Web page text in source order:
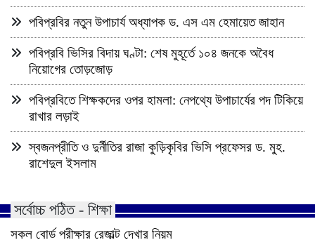
পবিপ্রবির নতুন উপাচার্য অধ্যাপক ড. এস এম হেমায়েত জাহান
পবিপ্রবি ভিসির বিদায় ঘণ্টা: শেষ মুহূর্তে ১০৪ জনকে অবৈধ
নিয়োগের তোড়জোড়
পবিপ্রবিতে শিক্ষকদের ওপর হামলা: নেপথ্যে উপাচার্যের পদ টিকিয়ে
রাখার লড়াই
স্বজনপ্রীতি ও দুর্নীতির রাজা কুড়িকৃবির ভিসি প্রফেসর ড. মুহ.
রাশেদুল ইসলাম
সর্বোচ্চ পঠিত - শিক্ষা
সকল বোর্ড পরীক্ষার রেজাল্ট দেখার নিয়ম